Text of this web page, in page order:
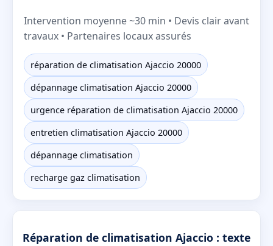
Intervention moyenne ~30 min • Devis clair avant
travaux • Partenaires locaux assurés
réparation de climatisation Ajaccio 20000
dépannage climatisation Ajaccio 20000
urgence réparation de climatisation Ajaccio 20000
entretien climatisation Ajaccio 20000
dépannage climatisation
recharge gaz climatisation
Réparation de climatisation Ajaccio : texte